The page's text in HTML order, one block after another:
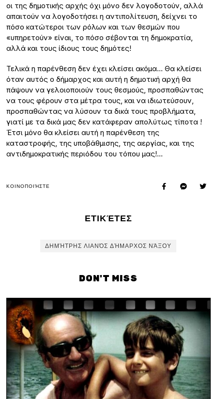
οι της δημοτικής αρχής όχι μόνο δεν λογοδοτούν, αλλά
απαιτούν να λογοδοτήσει η αντιπολίτευση, δείχνει το
πόσο κατώτεροι των ρόλων και των θεσμών που
«υπηρετούν» είναι, το πόσο σέβονται τη δημοκρατία,
αλλά και τους ίδιους τους δημότες!
Τελικά η παρένθεση δεν έχει κλείσει ακόμα… Θα κλείσει
όταν αυτός ο δήμαρχος και αυτή η δημοτική αρχή θα
πάψουν να γελοιοποιούν τους θεσμούς, προσπαθώντας
να τους φέρουν στα μέτρα τους, και να ιδιωτεύσουν,
προσπαθώντας να λύσουν τα δικά τους προβλήματα,
γιατί με τα δικά μας δεν κατάφεραν απολύτως τίποτα !
Έτσι μόνο θα κλείσει αυτή η παρένθεση της
καταστροφής, της υποβάθμισης, της αεργίας, και της
αντιδημοκρατικής περιόδου του τόπου μας!…
ΚΟΙΝΟΠΟΙΉΣΤΕ
ΕΤΙΚΈΤΕΣ
ΔΗΜΉΤΡΗΣ ΛΙΑΝΌΣ ΔΉΜΑΡΧΟΣ ΝΆΞΟΥ
DON'T MISS